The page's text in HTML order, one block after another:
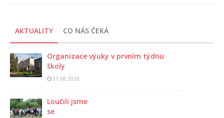
AKTUALITY CO NÁS ČEKÁ
Organizace výuky v prvním týdnu
školy
31.08.2020
Loučili jsme
se